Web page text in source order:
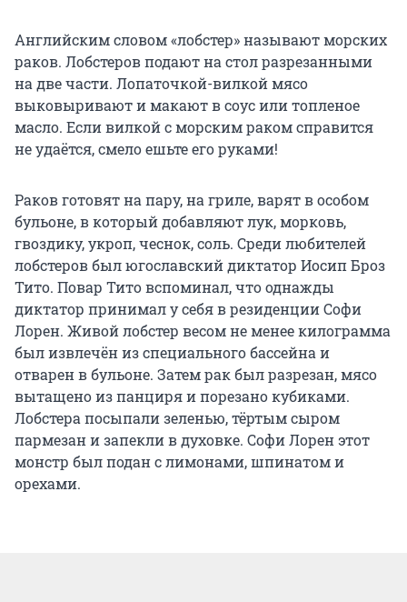
Английским словом «лобстер» называют морских
раков. Лобстеров подают на стол разрезанными
на две части. Лопаточкой-вилкой мясо
выковыривают и макают в соус или топленое
масло. Если вилкой с морским раком справится
не удаётся, смело ешьте его руками!
Раков готовят на пару, на гриле, варят в особом
бульоне, в который добавляют лук, морковь,
гвоздику, укроп, чеснок, соль. Среди любителей
лобстеров был югославский диктатор Иосип Броз
Тито. Повар Тито вспоминал, что однажды
диктатор принимал у себя в резиденции Софи
Лорен. Живой лобстер весом не менее килограмма
был извлечён из специального бассейна и
отварен в бульоне. Затем рак был разрезан, мясо
вытащено из панциря и порезано кубиками.
Лобстера посыпали зеленью, тёртым сыром
пармезан и запекли в духовке. Софи Лорен этот
монстр был подан с лимонами, шпинатом и
орехами.